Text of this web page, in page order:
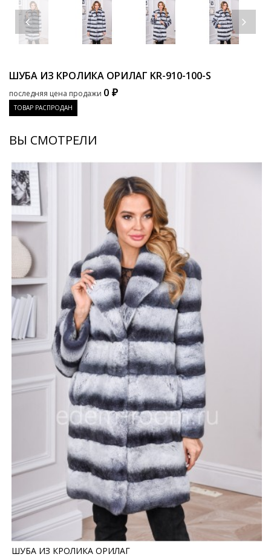
ШУБА ИЗ КРОЛИКА ОРИЛАГ KR-910-100-S
последняя цена продажи 0 ₽
ТОВАР РАСПРОДАН
ВЫ СМОТРЕЛИ
ШУБА ИЗ КРОЛИКА ОРИЛАГ